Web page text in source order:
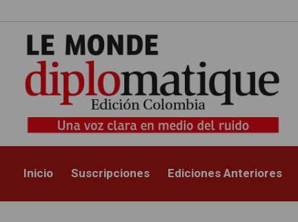
Inicio Suscripciones Ediciones Anteriores